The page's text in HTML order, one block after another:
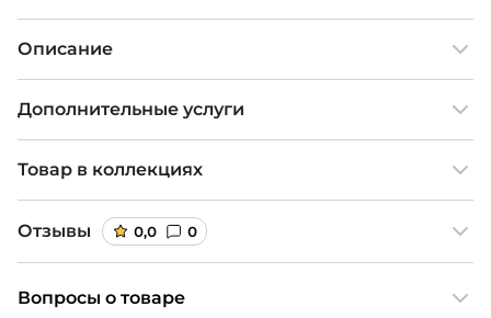
Описание
Дополнительные услуги
Товар в коллекциях
Отзывы 0,0 0
Вопросы о товаре